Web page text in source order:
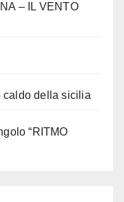
– IL VENTO
caldo della sicilia
“RITMO